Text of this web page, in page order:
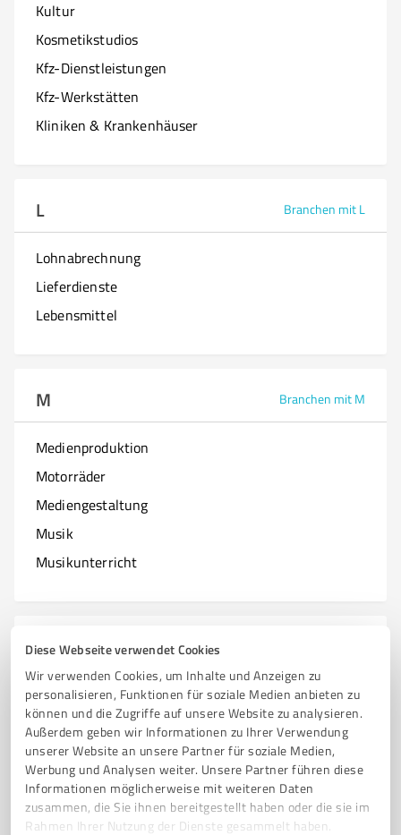
Diese Webseite verwendet Cookies
Wir verwenden Cookies, um Inhalte und Anzeigen zu
personalisieren, Funktionen für soziale Medien anbieten zu
können und die Zugriffe auf unsere Website zu analysieren.
Außerdem geben wir Informationen zu Ihrer Verwendung
unserer Website an unsere Partner für soziale Medien,
Werbung und Analysen weiter. Unsere Partner führen diese
Informationen möglicherweise mit weiteren Daten
zusammen, die Sie ihnen bereitgestellt haben oder die sie im
Rahmen Ihrer Nutzung der Dienste gesammelt haben.
Kultur
Kosmetikstudios
Kfz-Dienstleistungen
Kfz-Werkstätten
Kliniken & Krankenhäuser
L Branchen mit L
Lohnabrechnung
Lieferdienste
Lebensmittel
M Branchen mit M
Medienproduktion
Motorräder
Mediengestaltung
Musik
Musikunterricht
N
Natur & Umwelt
Nagelstudios
O Branchen mit O